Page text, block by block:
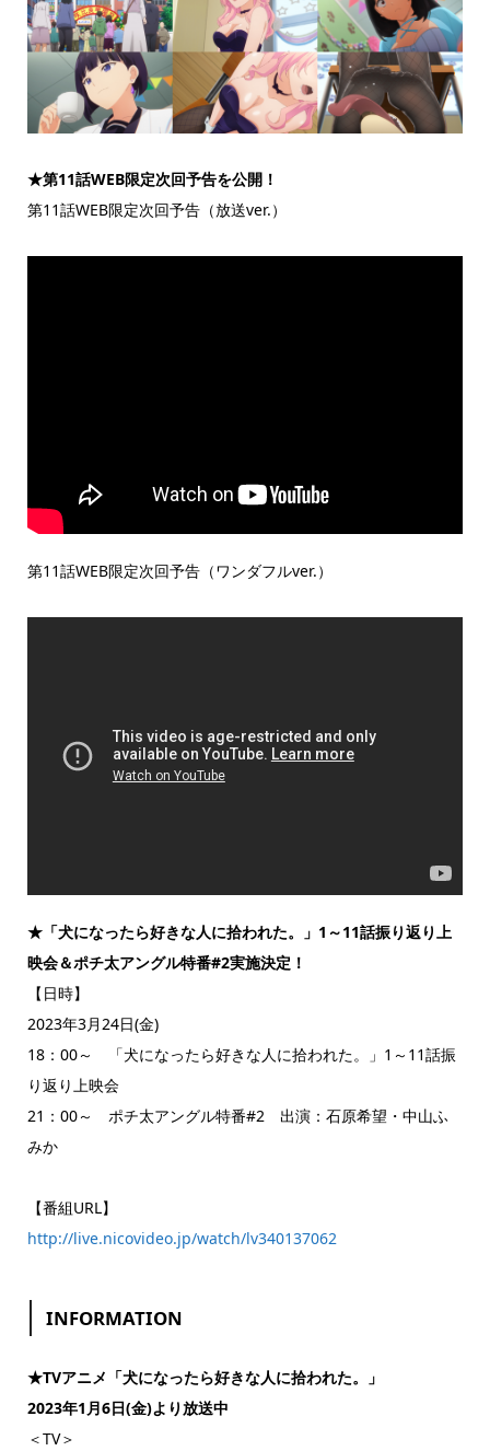
★第11話WEB限定次回予告を公開！
第11話WEB限定次回予告（放送ver.）
第11話WEB限定次回予告（ワンダフルver.）
★「犬になったら好きな人に拾われた。」1～11話振り返り上
映会＆ポチ太アングル特番#2実施決定！
【日時】
2023年3月24日(金)
18：00～ 「犬になったら好きな人に拾われた。」1～11話振
り返り上映会
21：00～ ポチ太アングル特番#2 出演：石原希望・中山ふ
みか
【番組URL】
http://live.nicovideo.jp/watch/lv340137062
INFORMATION
★TVアニメ「犬になったら好きな人に拾われた。」
2023年1月6日(金)より放送中
＜TV＞